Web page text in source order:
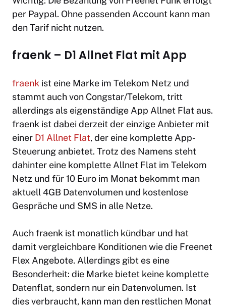
per Paypal. Ohne passenden Account kann man
den Tarif nicht nutzen.
fraenk – D1 Allnet Flat mit App
fraenk ist eine Marke im Telekom Netz und
stammt auch von Congstar/Telekom, tritt
allerdings als eigenständige App Allnet Flat aus.
fraenk ist dabei derzeit der einzige Anbieter mit
einer D1 Allnet Flat, der eine komplette App-
Steuerung anbietet. Trotz des Namens steht
dahinter eine komplette Allnet Flat im Telekom
Netz und für 10 Euro im Monat bekommt man
aktuell 4GB Datenvolumen und kostenlose
Gespräche und SMS in alle Netze.
Auch fraenk ist monatlich kündbar und hat
damit vergleichbare Konditionen wie die Freenet
Flex Angebote. Allerdings gibt es eine
Besonderheit: die Marke bietet keine komplette
Datenflat, sondern nur ein Datenvolumen. Ist
dies verbraucht, kann man den restlichen Monat